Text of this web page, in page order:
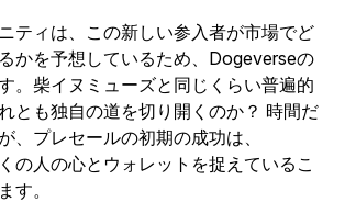
ティは、この新しい参入者が市場でど
かを予想しているため、Dogeverseの
。柴イヌミューズと同じくらい普遍的
とも独自の道を切り開くのか？ 時間だ
、プレセールの初期の成功は、
の人の心とウォレットを捉えているこ
す。